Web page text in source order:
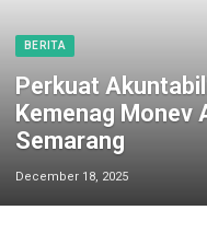
BERITA
Perkuat
Kemenag
Semarang
December 18, 2025